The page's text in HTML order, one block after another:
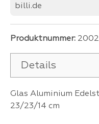
billi.de
Produktnummer:
Details
Glas Aluminium
23/23/14 cm